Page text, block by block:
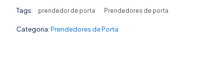
Tags: prendedor de porta Prendedores de porta
Categoria:Prendedores de Porta